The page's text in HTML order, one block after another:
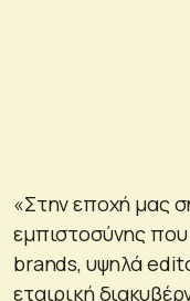
«Στην εποχή μας
εμπιστοσύνης
brands, υψηλά
εταιρική